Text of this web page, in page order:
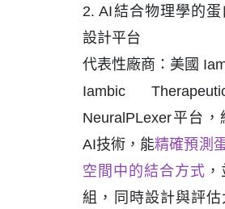
2. AI結合物理學的
設計平台
代表性廠商：美國
Iambic
NeuralPLexer平台
AI技術，能精確預測
空間中的結合方式
組，同時設計與評估